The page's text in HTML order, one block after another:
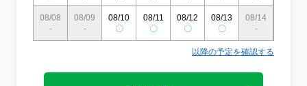
08/08
-
08/09
-
08/10
〇
08/11
〇
08/12
〇
08/13
〇
08/14
-
以降の予定を確認する